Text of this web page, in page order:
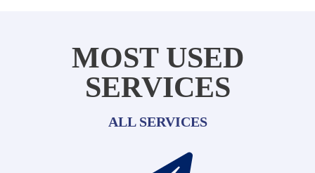
MOST USED
SERVICES
ALL SERVICES